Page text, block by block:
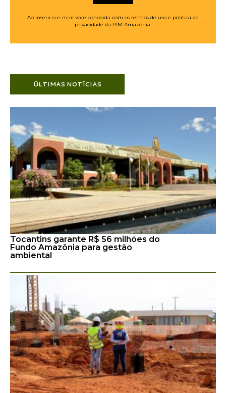
Ao inserir o e-mail você concorda com os termos de uso e política de
privacidade da PIM Amazônia.
ÚLTIMAS NOTÍCIAS
Tocantins garante R$ 56 milhões do
Fundo Amazônia para gestão
ambiental